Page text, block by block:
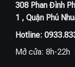
308 Phan Đình
1 , Quận Phú
Hotline:
Mở cửa: 8h-22h